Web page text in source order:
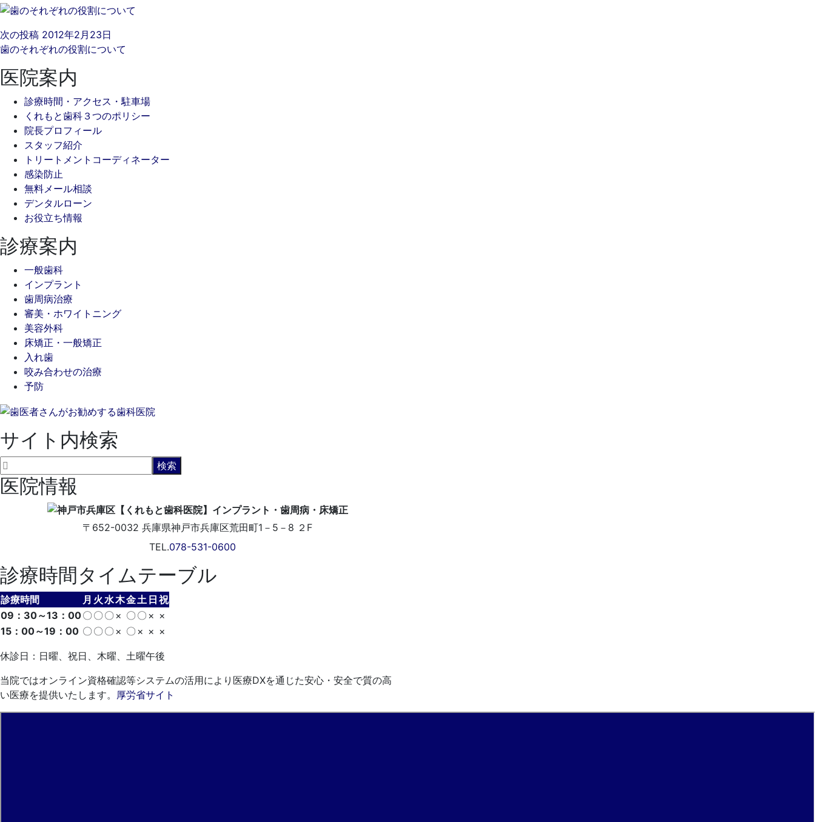
次の投稿 2012年2月23日
歯のそれぞれの役割について
医院案内
診療時間・アクセス・駐車場
くれもと歯科３つのポリシー
院長プロフィール
スタッフ紹介
トリートメントコーディネーター
感染防止
無料メール相談
デンタルローン
お役立ち情報
診療案内
一般歯科
インプラント
歯周病治療
審美・ホワイトニング
美容外科
床矯正・一般矯正
入れ歯
咬み合わせの治療
予防
サイト内検索
医院情報
〒652-0032兵庫県神戸市兵庫区荒田町1－5－8 ２F
TEL.078-531-0600
診療時間タイムテーブル
診療時間 月 火 水木金土 日 祝
09：30～13：00〇 〇 〇 × 〇 〇 × ×
15：00～19：00 〇 〇 〇 × 〇 × × ×
休診日：日曜、祝日、木曜、土曜午後
当院ではオンライン資格確認等システムの活用により医療DXを通じた安心・安全で質の高
い医療を提供いたします。 厚労省サイト